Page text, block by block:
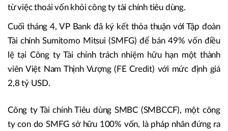
từ việc thoái vốn khỏi công ty tài chính tiêu dùng.
Cuối tháng 4, VP Bank đã ký kết thỏa thuận với Tập đoàn
Tài chính Sumitomo Mitsui (SMFG) để bán 49% vốn điều
lệ tại Công ty Tài chính trách nhiệm hữu hạn một thành
viên Việt Nam Thịnh Vượng (FE Credit) với mức định giá
2,8 tỷ USD.
Công ty Tài chính Tiêu dùng SMBC (SMBCCF), một công
ty con do SMFG sở hữu 100% vốn, là pháp nhân đứng ra